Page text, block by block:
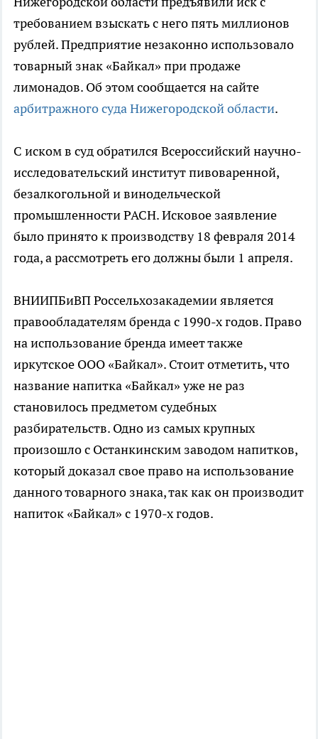
требованием взыскать с него пять миллионов
рублей. Предприятие незаконно использовало
товарный знак «Байкал» при продаже
лимонадов. Об этом сообщается на сайте
арбитражного суда Нижегородской области.
С иском в суд обратился Всероссийский научно-
исследовательский институт пивоваренной,
безалкогольной и винодельческой
промышленности РАСН. Исковое заявление
было принято к производству 18 февраля 2014
года, а рассмотреть его должны были 1 апреля.
ВНИИПБиВП Россельхозакадемии является
правообладателям бренда с 1990-х годов. Право
на использование бренда имеет также
иркутское ООО «Байкал». Стоит отметить, что
название напитка «Байкал» уже не раз
становилось предметом судебных
разбирательств. Одно из самых крупных
произошло с Останкинским заводом напитков,
который доказал свое право на использование
данного товарного знака, так как он производит
напиток «Байкал» с 1970-х годов.